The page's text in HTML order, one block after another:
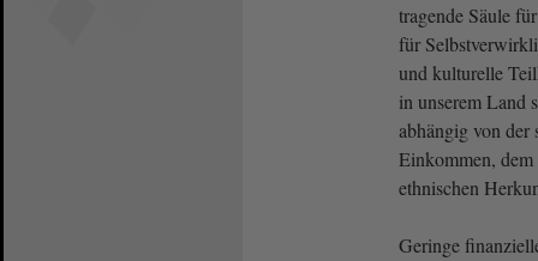
tragende Säule
für
und kulturelle
in unserem Land
abhängig von
Einkommen,
ethnischen
Geringe